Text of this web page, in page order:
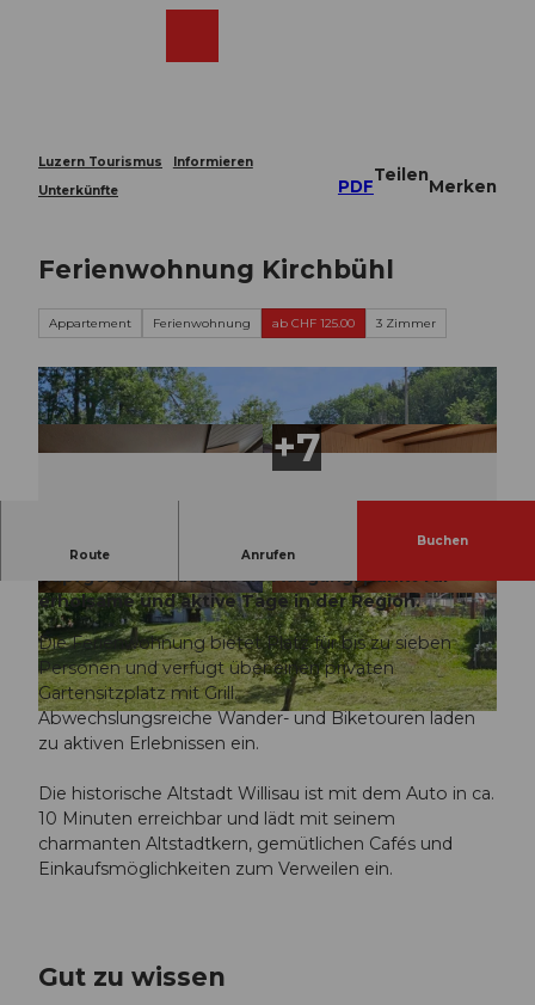
Luzern Tourismus
Informieren
Unterkünfte
PDF
Teilen
Merken
Ferienwohnung Kirchbühl
Appartement Ferienwohnung ab CHF 125.00 3 Zimmer
©CC-BY-NC-ND
©CC-BY-NC-ND ©CC-BY-NC-ND
Route Anrufen
Buchen
Die ruhig gelegene Ferienwohnung im schönen
Napfgebiet ist der ideale Ausgangspunkt für
erholsame und aktive Tage in der Region.
Die Ferienwohnung bietet Platz für bis zu sieben
Personen und verfügt über einen privaten
Gartensitzplatz mit Grill.
Abwechslungsreiche Wander- und Biketouren laden
zu aktiven Erlebnissen ein.
Die historische Altstadt Willisau ist mit dem Auto in ca.
10 Minuten erreichbar und lädt mit seinem
charmanten Altstadtkern, gemütlichen Cafés und
Einkaufsmöglichkeiten zum Verweilen ein.
Gut zu wissen